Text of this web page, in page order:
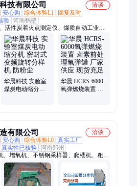
技有限公司
洽谈
安心购 综合体验L1
回复及时
验 河南鹤壁
活性炭着火点测定仪、煤质自动工业分
微机灰熔点测定仪、红外碳氢氮元素分析
质分析仪器、粘结指数测定仪、石油检测
仪、荧光硫钙铁分析仪、焦炭转鼓机及筛
定仪、智能一体马弗炉、活性炭强度测定
附仪、活性炭四氯化碳脱附仪、氧弹热量
质工业分析仪、氧弹燃烧点火装置、固体
沉脱水机、哈氏可磨指数测定仪、固废热
华晨科技 实验室
煤炭电动缩分机
华晨 HCRS-6000
氧弹燃烧装置 卤
有限公司
洽谈
安心购 综合体验L0 真实工厂
真实性已核验 河南郑州
、增氧机、不锈钢采样器、爬楼机、粗糙
、压刨机、拉花锯、防窃听检测仪、测亩
仪、水份检测仪、铆钉机、管道疏通你、